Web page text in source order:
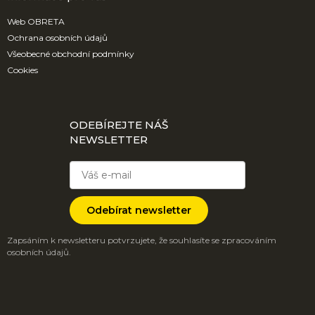
Web OBRETA
Ochrana osobních údajů
Všeobecné obchodní podmínky
Cookies
ODEBÍREJTE NÁŠ
NEWSLETTER
Odebírat newsletter
Zapsáním k newsletteru potvrzujete, že souhlasíte se zpracováním
osobních údajů.